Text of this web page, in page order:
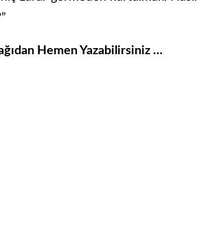
Hemen Yazabilirsiniz …